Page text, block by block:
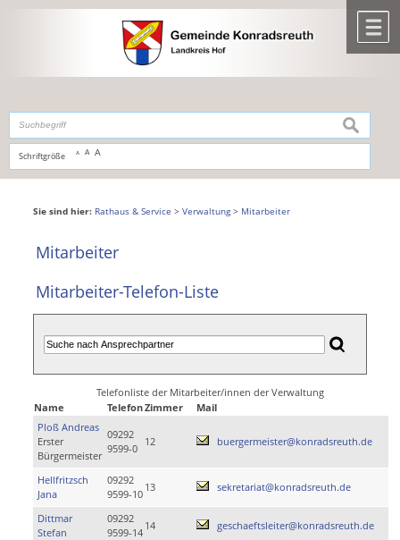
,zur Navigationoderzur Startseitespringen.
Schriftgröße A A A
suchen
Sie sind hier: Rathaus & Service > Verwaltung> Mitarbeiter
Mitarbeiter
Mitarbeiter-Telefon-Liste
Telefonliste der Mitarbeiter/innen der Verwaltung
Name
TelefonZimmer
Mail
Ploß Andreas
Erster
Bürgermeister
09292
9599-0
12 buergermeister@konradsreuth.de
Hellfritzsch
Jana
09292
9599-10
13 sekretariat@konradsreuth.de
Dittmar
Stefan
09292
9599-14
14 geschaeftsleiter@konradsreuth.de